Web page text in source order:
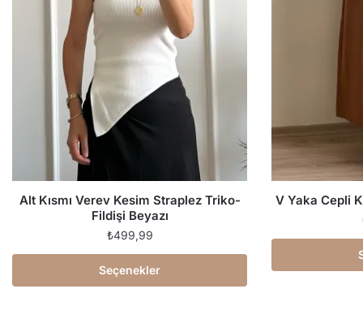
Alt Kısmı Verev Kesim Straplez Triko-
Fildişi Beyazı
₺499,99
Seçenekler
V Yaka Cepli